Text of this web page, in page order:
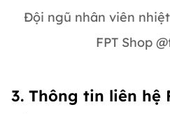
Đội ngũ nhân viên
FPT Shop
3. Thông tin liên hệ